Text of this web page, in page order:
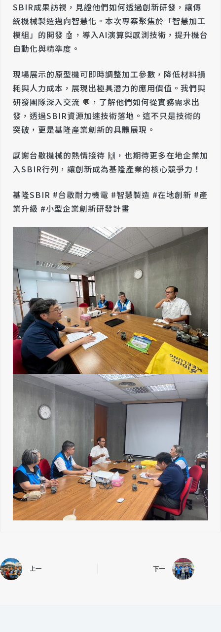
SBIR成果訪視，見證他們如何透過創新研發，讓傳
統機械製造邁向智慧化。本次專案聚焦於「智慧加工
模組」的開發 🤖，導入AI演算與感測技術，提升機台
自動化與精準度。
現場展示的原型機可即時調整加工參數，降低材料損
耗與人力成本，展現出極具潛力的應用價值。我們與
研發團隊深入交流 💬，了解他們如何從實務需求出
發，透過SBIR資源加速技術落地。這不只是技術的
突破，更是基隆產業創新的具體展現。
感謝台敭機械的熱情接待 🙌，也期待更多在地企業加
入SBIR行列，讓創新成為基隆產業的核心競爭力！
基隆SBIR #台敭耐力機電 #智慧製造 #在地創新 #產
業升級 #小型企業創新研發計畫
上一 下一